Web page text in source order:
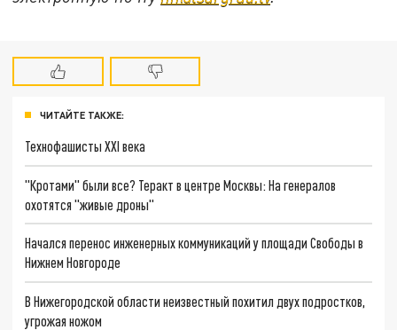
ЧИТАЙТЕ ТАКЖЕ:
Технофашисты XXI века
"Кротами" были все? Теракт в центре Москвы: На генералов
охотятся "живые дроны"
Начался перенос инженерных коммуникаций у площади Свободы в
Нижнем Новгороде
В Нижегородской области неизвестный похитил двух подростков,
угрожая ножом